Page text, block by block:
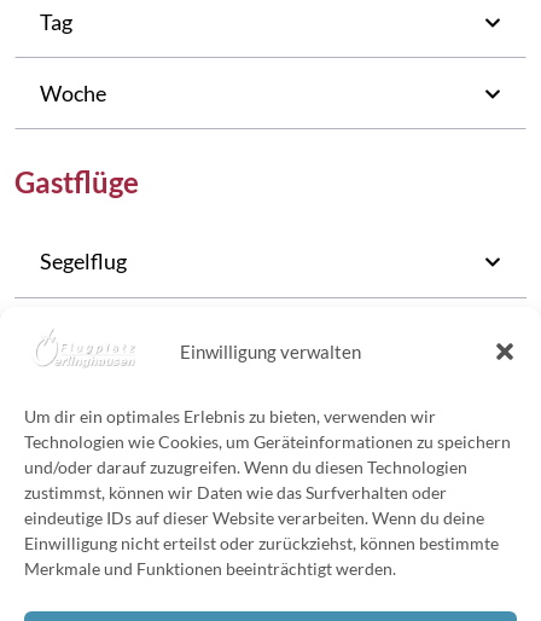
Einwilligung verwalten
Um dir ein optimales Erlebnis zu bieten, verwenden wir
Technologien wie Cookies, um Geräteinformationen zu speichern
und/oder darauf zuzugreifen. Wenn du diesen Technologien
zustimmst, können wir Daten wie das Surfverhalten oder
eindeutige IDs auf dieser Website verarbeiten. Wenn du deine
Einwilligung nicht erteilst oder zurückziehst, können bestimmte
Merkmale und Funktionen beeinträchtigt werden.
Tag
Woche
Gastflüge
Segelflug
Motorsegler oder Ultraleicht (UL)
Motorflugzeug
Flugsimulator
Ballonfahren